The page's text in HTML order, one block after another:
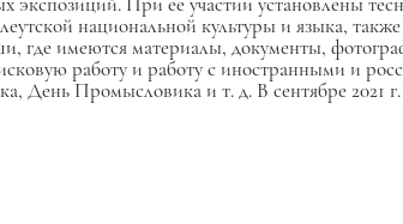
национальной культуры и языка,
имеются материалы, документы,
работу и работу с иностранными и
День Промысловика и т. д. В сентябре 2021